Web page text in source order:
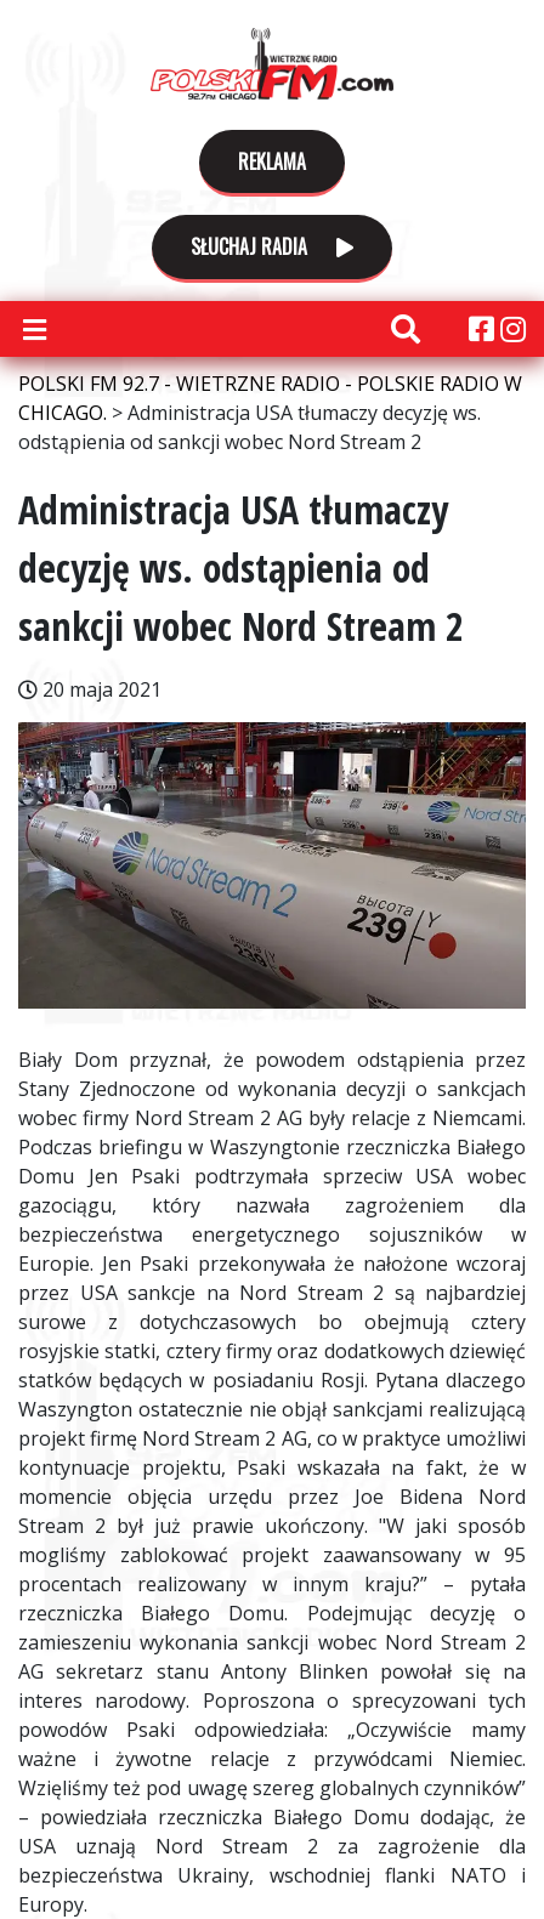
REKLAMA
SŁUCHAJ RADIA
POLSKI FM 92.7 - WIETRZNE RADIO - POLSKIE RADIO W
CHICAGO. >Administracja USA tłumaczy decyzję ws.
odstąpienia od sankcji wobec Nord Stream 2
Administracja USA tłumaczy
decyzję ws. odstąpienia od
sankcji wobec Nord Stream 2
20 maja 2021
Biały Dom przyznał, że powodem odstąpienia przez
Stany Zjednoczone od wykonania decyzji o sankcjach
wobec firmy Nord Stream 2 AG były relacje z Niemcami.
Podczas briefingu w Waszyngtonie rzeczniczka Białego
Domu Jen Psaki podtrzymała sprzeciw USA wobec
gazociągu, który nazwała zagrożeniem dla
bezpieczeństwa energetycznego sojuszników w
Europie. Jen Psaki przekonywała że nałożone wczoraj
przez USA sankcje na Nord Stream 2 są najbardziej
surowe z dotychczasowych bo obejmują cztery
rosyjskie statki, cztery firmy oraz dodatkowych dziewięć
statków będących w posiadaniu Rosji. Pytana dlaczego
Waszyngton ostatecznie nie objął sankcjami realizującą
projekt firmę Nord Stream 2 AG, co w praktyce umożliwi
kontynuacje projektu, Psaki wskazała na fakt, że w
momencie objęcia urzędu przez Joe Bidena Nord
Stream 2 był już prawie ukończony. "W jaki sposób
mogliśmy zablokować projekt zaawansowany w 95
procentach realizowany w innym kraju?” – pytała
rzeczniczka Białego Domu. Podejmując decyzję o
zamieszeniu wykonania sankcji wobec Nord Stream 2
AG sekretarz stanu Antony Blinken powołał się na
interes narodowy. Poproszona o sprecyzowani tych
powodów Psaki odpowiedziała: „Oczywiście mamy
ważne i żywotne relacje z przywódcami Niemiec.
Wzięliśmy też pod uwagę szereg globalnych czynników”
– powiedziała rzeczniczka Białego Domu dodając, że
USA uznają Nord Stream 2 za zagrożenie dla
bezpieczeństwa Ukrainy, wschodniej flanki NATO i
Europy.